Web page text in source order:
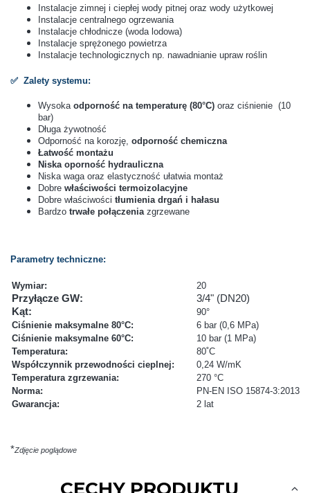
Instalacje zimnej i ciepłej wody pitnej oraz wody użytkowej
Instalacje centralnego ogrzewania
Instalacje chłodnicze (woda lodowa)
Instalacje sprężonego powietrza
Instalacje technologicznych np. nawadnianie upraw roślin
✅ Zalety systemu:
Wysoka odporność na temperaturę (80°C) oraz ciśnienie (10
bar)
Długa żywotność
Odporność na korozję, odporność chemiczna
Łatwość montażu
Niska oporność hydrauliczna
Niska waga oraz elastyczność ułatwia montaż
Dobre właściwości termoizolacyjne
Dobre właściwości tłumienia drgań i hałasu
Bardzo trwałe połączenia zgrzewane
Parametry techniczne:
Wymiar: 20
Przyłącze GW:
3/4" (DN20)
Kąt:
90°
Ciśnienie maksymalne 80°C:
6 bar (0,6 MPa)
Ciśnienie maksymalne 60°C:
10 bar (1 MPa)
Temperatura:
80˚C
Współczynnik przewodności cieplnej:
0,24 W/mK
Temperatura zgrzewania:
270 °C
Norma:
PN-EN ISO 15874-3:2013
Gwarancja:
2 lat
*Zdjęcie poglądowe